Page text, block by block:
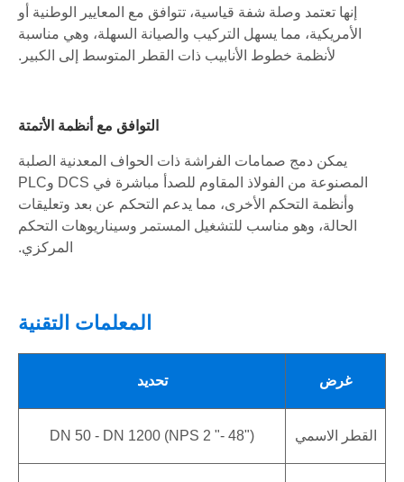
إنها تعتمد وصلة شفة قياسية، تتوافق مع المعايير الوطنية أو
الأمريكية، مما يسهل التركيب والصيانة السهلة، وهي مناسبة
لأنظمة خطوط الأنابيب ذات القطر المتوسط ​​إلى الكبير.
التوافق مع أنظمة الأتمتة
يمكن دمج صمامات الفراشة ذات الحواف المعدنية الصلبة
المصنوعة من الفولاذ المقاوم للصدأ مباشرة في DCS وPLC
وأنظمة التحكم الأخرى، مما يدعم التحكم عن بعد وتعليقات
الحالة، وهو مناسب للتشغيل المستمر وسيناريوهات التحكم
المركزي.
المعلمات التقنية
غرض تحديد
القطر الاسمي DN 50 - DN 1200 (NPS 2 "- 48")